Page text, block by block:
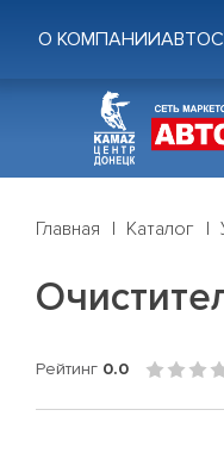
О КОМПАНИИ
Главная Каталог
Рейтинг 0.0